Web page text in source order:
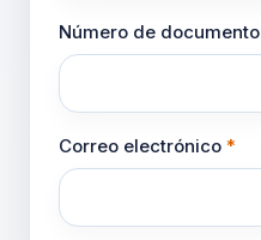
Número de documento
Correo electrónico *